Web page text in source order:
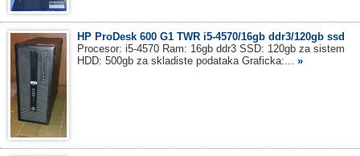
HP ProDesk 600 G1 TWR i5-4570/16gb ddr3/120gb ssd
Procesor: i5-4570 Ram: 16gb ddr3 SSD: 120gb za sistem
HDD: 500gb za skladiste podataka Graficka:...
»